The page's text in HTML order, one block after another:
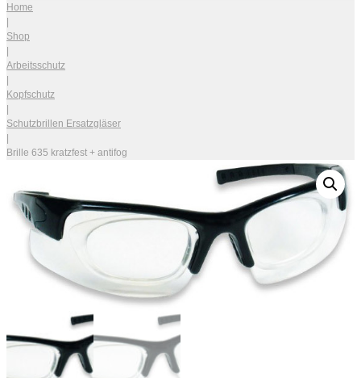
Home
|
Shop
|
Arbeitsschutz
|
Kopfschutz
|
Schutzbrillen Ersatzgläser
|
Brille 635 kratzfest + antifog